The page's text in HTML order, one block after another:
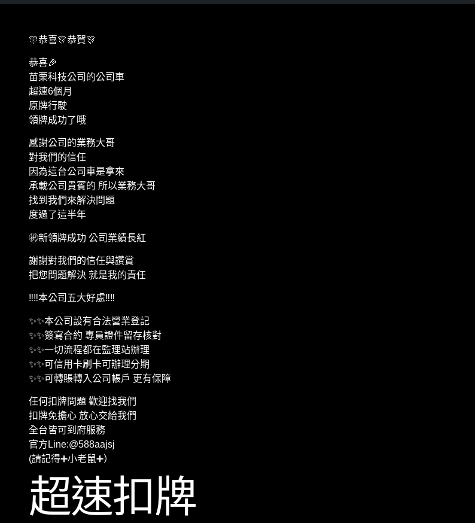
🎊恭喜🎊恭賀🎊
恭喜🎉
苗栗科技公司的公司車
超速6個月
原牌行駛
領牌成功了哦
感謝公司的業務大哥
對我們的信任
因為這台公司車是拿來
承載公司貴賓的 所以業務大哥
找到我們來解決問題
度過了這半年
㊗️新領牌成功 公司業績長紅
謝謝對我們的信任與讚賞
把您問題解決 就是我的責任
‼️‼️本公司五大好處‼️‼️
✨✨本公司設有合法營業登記
✨✨簽寫合約 專員證件留存核對
✨✨一切流程都在監理站辦理
✨✨可信用卡刷卡可辦理分期
✨✨可轉賬轉入公司帳戶 更有保障
任何扣牌問題 歡迎找我們
扣牌免擔心 放心交給我們
全台皆可到府服務
官方Line:@588aajsj
(請記得➕小老鼠➕）
超速扣牌